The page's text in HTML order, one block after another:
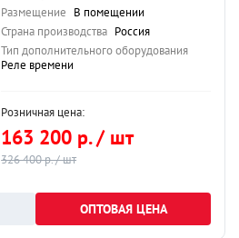
Размещение В помещении
Страна производства Россия
Тип дополнительного оборудования
Реле времени
Розничная цена:
163 200 р. / шт
326 400 р. / шт
ОПТОВАЯ ЦЕНА